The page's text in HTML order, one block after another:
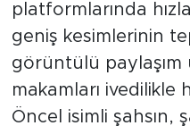
platformlarında
geniş kesimlerinin
görüntülü paylaşım
makamları ivedilikle
Öncel isimli şahsın,